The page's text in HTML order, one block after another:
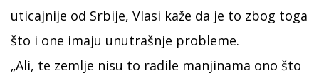
uticajnije od Srbije, Vlasi kaže da je to zbog toga
što i one imaju unutrašnje probleme.
„Ali, te zemlje nisu to radile manjinama ono što